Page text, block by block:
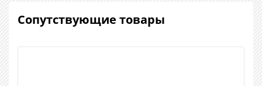
Сопутствующие товары